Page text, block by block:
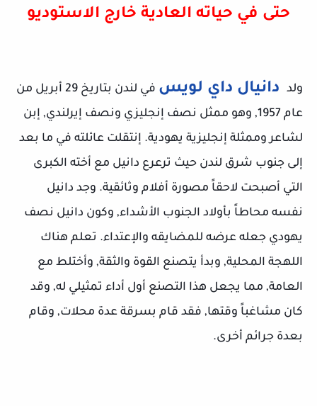
حتى في حياته العادية خارج الاستوديو
ولد دانيال داي لويس
في لندن بتاريخ 29 أبريل من
عام 1957, وهو ممثل نصف إنجليزي ونصف إيرلندي, إبن
لشاعر وممثلة إنجليزية يهودية. إنتقلت عائلته في ما بعد
إلى جنوب شرق لندن حيث ترعرع دانيل مع أخته الكبرى
التي أصبحت لاحقاً مصورة أفلام وثائقية. وجد دانيل
نفسه محاطاً بأولاد الجنوب الأشداء, وكون دانيل نصف
يهودي جعله عرضه للمضايقه والإعتداء. تعلم هناك
اللهجة المحلية, وبدأ يتصنع القوة والثقة, وأختلط مع
العامة, مما يجعل هذا التصنع أول أداء تمثيلي له, وقد
كان مشاغباً وقتها, فقد قام بسرقة عدة محلات, وقام
بعدة جرائم أخرى.